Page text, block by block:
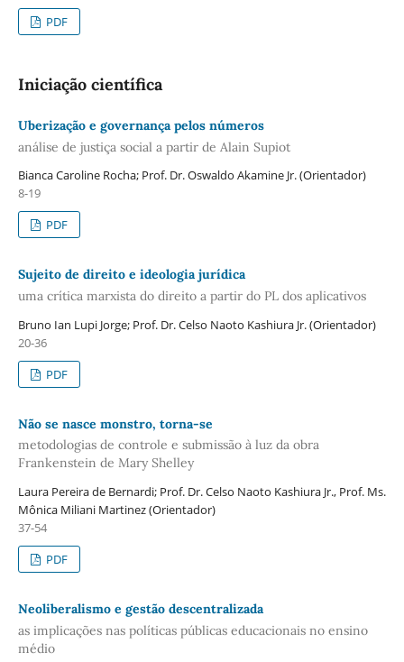
PDF
Iniciação científica
Uberização e governança pelos números
análise de justiça social a partir de Alain Supiot
Bianca Caroline Rocha; Prof. Dr. Oswaldo Akamine Jr. (Orientador)
8-19
PDF
Sujeito de direito e ideologia jurídica
uma crítica marxista do direito a partir do PL dos aplicativos
Bruno Ian Lupi Jorge; Prof. Dr. Celso Naoto Kashiura Jr. (Orientador)
20-36
PDF
Não se nasce monstro, torna-se
metodologias de controle e submissão à luz da obra
Frankenstein de Mary Shelley
Laura Pereira de Bernardi; Prof. Dr. Celso Naoto Kashiura Jr., Prof. Ms.
Mônica Miliani Martinez (Orientador)
37-54
PDF
Neoliberalismo e gestão descentralizada
as implicações nas políticas públicas educacionais no ensino
médio